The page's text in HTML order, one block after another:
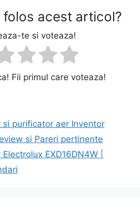
acest articol?
te si voteaza!
Fii primul care voteaza!
purificator aer Inventor
si Pareri pertinente
EXD16DN4W |